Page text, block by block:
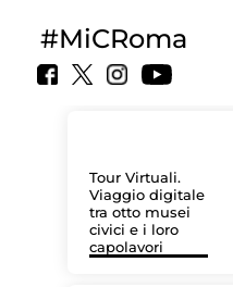
#MiCRoma
Tour Virtuali.
Viaggio digitale
tra otto musei
civici e i loro
capolavori